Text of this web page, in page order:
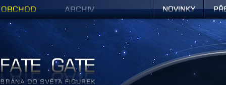
Figurky a sošky | Fate Gate